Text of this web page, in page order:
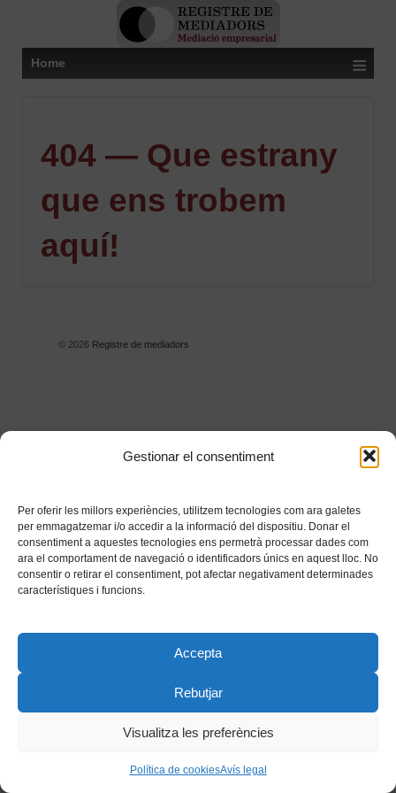
Gestionar el consentiment
Per oferir les millors experiències, utilitzem tecnologies com ara galetes
per emmagatzemar i/o accedir a la informació del dispositiu. Donar el
consentiment a aquestes tecnologies ens permetrà processar dades com
ara el comportament de navegació o identificadors únics en aquest lloc. No
consentir o retirar el consentiment, pot afectar negativament determinades
característiques i funcions.
Accepta
Rebutjar
Visualitza les preferències
Política de cookiesAvís legal
Home ≡
404 — Que estrany
que ens trobem
aquí!
© 2026Registre de mediadors